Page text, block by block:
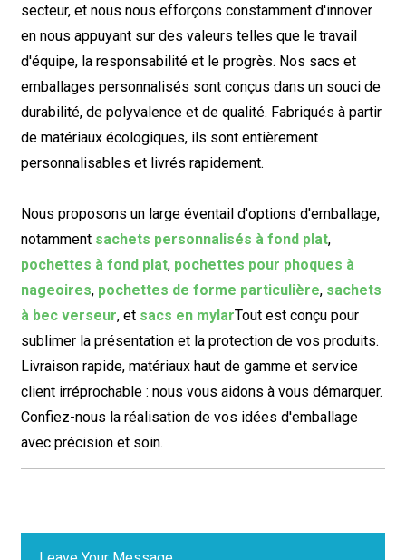
secteur, et nous nous efforçons constamment d'innover
en nous appuyant sur des valeurs telles que le travail
d'équipe, la responsabilité et le progrès. Nos sacs et
emballages personnalisés sont conçus dans un souci de
durabilité, de polyvalence et de qualité. Fabriqués à partir
de matériaux écologiques, ils sont entièrement
personnalisables et livrés rapidement.
Nous proposons un large éventail d'options d'emballage,
notamment sachets personnalisés à fond plat,
pochettes à fond plat, pochettes pour phoques à
nageoires, pochettes de forme particulière, sachets
à bec verseur, et sacs en mylarTout est conçu pour
sublimer la présentation et la protection de vos produits.
Livraison rapide, matériaux haut de gamme et service
client irréprochable : nous vous aidons à vous démarquer.
Confiez-nous la réalisation de vos idées d'emballage
avec précision et soin.